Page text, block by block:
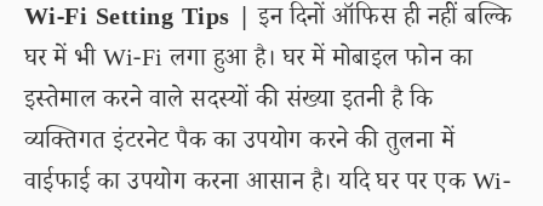
Wi-Fi Setting Tips | इन दिनों ऑफिस ही नहीं बल्कि
घर में भी Wi-Fi लगा हुआ है। घर में मोबाइल फोन का
इस्तेमाल करने वाले सदस्यों की संख्या इतनी है कि
व्यक्तिगत इंटरनेट पैक का उपयोग करने की तुलना में
वाईफाई का उपयोग करना आसान है। यदि घर पर एक Wi-